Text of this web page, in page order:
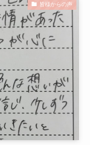
皆様からの声